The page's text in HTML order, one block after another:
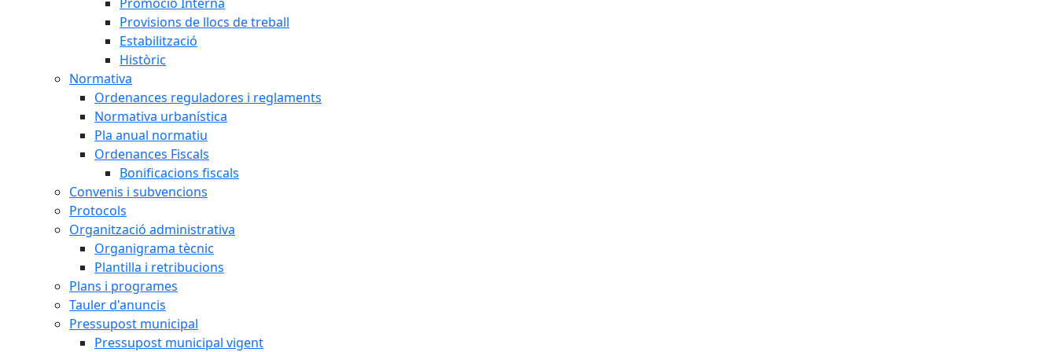
Provisions de llocs de treball
Estabilització
Històric
Normativa
Ordenances reguladores i reglaments
Normativa urbanística
Pla anual normatiu
Ordenances Fiscals
Bonificacions fiscals
Convenis i subvencions
Protocols
Organització administrativa
Organigrama tècnic
Plantilla i retribucions
Plans i programes
Tauler d'anuncis
Pressupost municipal
Pressupost municipal vigent